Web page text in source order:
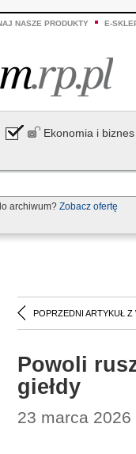
NASZE PRODUKTY E-
Ekonomia i biznes
archiwum? Zobacz ofertę
POPRZEDNI ARTYKUŁ Z
Powoli
giełdy
23 marca 2026